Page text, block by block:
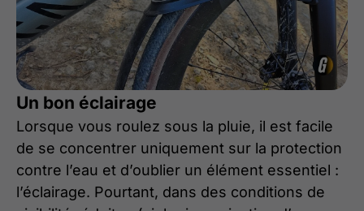
Un bon éclairage
Lorsque vous roulez sous la pluie, il est facile
de se concentrer uniquement sur la protection
contre l’eau et d’oublier un élément essentiel :
l’éclairage. Pourtant, dans des conditions de